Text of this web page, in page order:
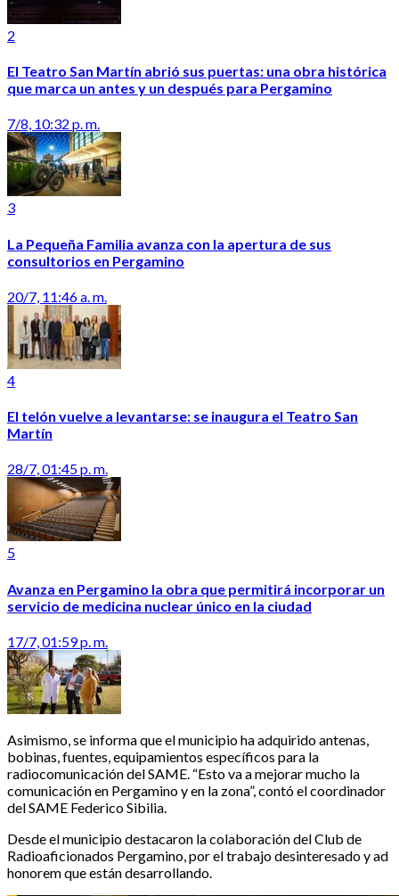
2
El Teatro San Martín abrió sus puertas: una obra histórica
que marca un antes y un después para Pergamino
7/8, 10:32 p. m.
3
La Pequeña Familia avanza con la apertura de sus
consultorios en Pergamino
20/7, 11:46 a. m.
4
El telón vuelve a levantarse: se inaugura el Teatro San
Martín
28/7, 01:45 p. m.
5
Avanza en Pergamino la obra que permitirá incorporar un
servicio de medicina nuclear único en la ciudad
17/7, 01:59 p. m.
Asimismo, se informa que el municipio ha adquirido antenas,
bobinas, fuentes, equipamientos específicos para la
radiocomunicación del SAME. “Esto va a mejorar mucho la
comunicación en Pergamino y en la zona”, contó el coordinador
del SAME Federico Sibilia.
Desde el municipio destacaron la colaboración del Club de
Radioaficionados Pergamino, por el trabajo desinteresado y ad
honorem que están desarrollando.